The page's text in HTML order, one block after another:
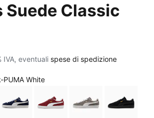
Suede Classic
IVA, eventuali spese di spedizione
PUMA White
White
Time Red-PUMA White
PUMA Navy-PUMA White
Team Regal Red-PUMA
Cast Iron-PUMA
PUMA